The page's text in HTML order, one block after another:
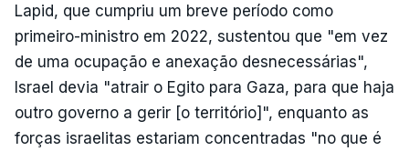
Lapid, que cumpriu um breve período como
primeiro-ministro em 2022, sustentou que "em vez
de uma ocupação e anexação desnecessárias",
Israel devia "atrair o Egito para Gaza, para que haja
outro governo a gerir [o território]", enquanto as
forças israelitas estariam concentradas "no que é